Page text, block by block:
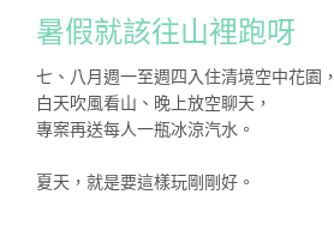
暑假就該往山裡跑呀
七、八月週一至週四入住清境空中花園，
白天吹風看山、晚上放空聊天，
專案再送每人一瓶冰涼汽水。
夏天，就是要這樣玩剛剛好。